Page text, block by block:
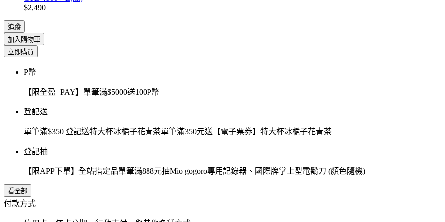
$2,490
追蹤
加入購物車
立即購買
P幣
【限全盈+PAY】單筆滿$5000送100P幣
登記送
單筆滿$350 登記送特大杯冰梔子花青茶單筆滿350元送【電子票券】特大杯冰梔子花青茶
登記抽
【限APP下單】全站指定品單筆滿888元抽Mio gogoro專用記錄器、國際牌掌上型電鬍刀 (顏色隨機)
看全部
付款方式